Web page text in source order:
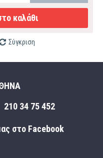
καλάθι
Σύγκριση
210 34 75 452
στο Facebook